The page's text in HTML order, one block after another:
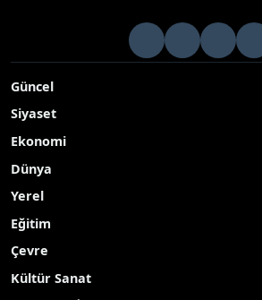
Güncel
Siyaset
Ekonomi
Dünya
Yerel
Eğitim
Çevre
Kültür Sanat